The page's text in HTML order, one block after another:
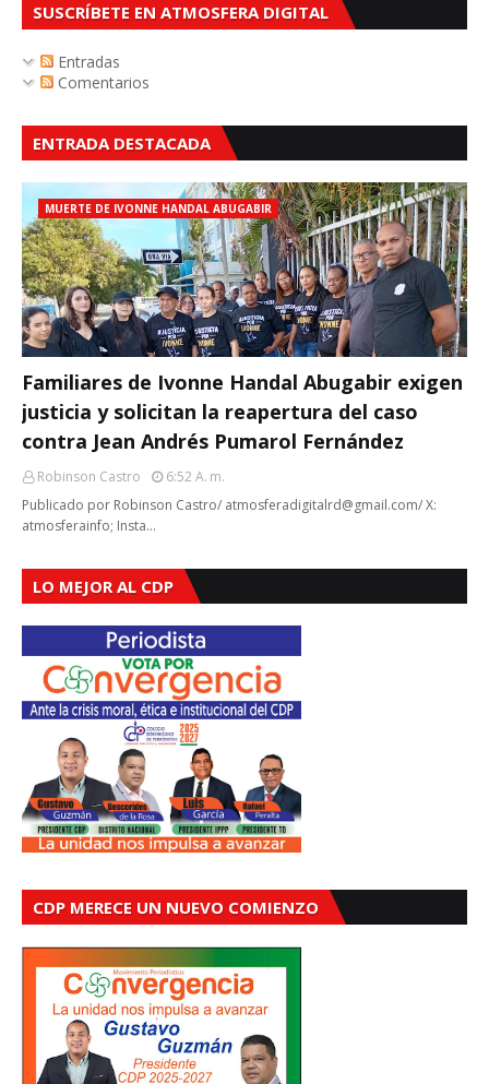
SUSCRÍBETE EN ATMOSFERA DIGITAL
Entradas
Comentarios
ENTRADA DESTACADA
MUERTE DE IVONNE HANDAL ABUGABIR
Familiares de Ivonne Handal Abugabir exigen
justicia y solicitan la reapertura del caso
contra Jean Andrés Pumarol Fernández
Robinson Castro
6:52 A. M.
Publicado por Robinson Castro/ atmosferadigitalrd@gmail.com/ X:
atmosferainfo; Insta…
LO MEJOR AL CDP
CDP MERECE UN NUEVO COMIENZO